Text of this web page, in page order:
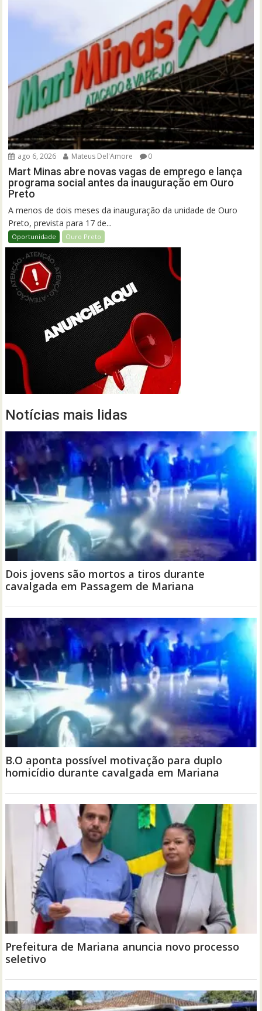
ago 6, 2026 Mateus Del'Amore 0
Mart Minas abre novas vagas de emprego e lança
programa social antes da inauguração em Ouro
Preto
A menos de dois meses da inauguração da unidade de Ouro
Preto, prevista para 17 de...
Oportunidade Ouro Preto
Notícias mais lidas